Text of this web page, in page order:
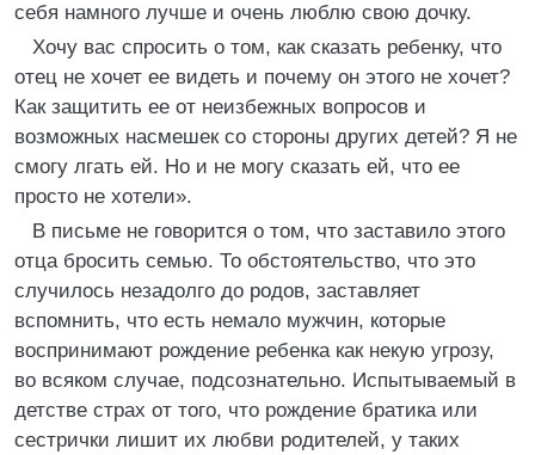
себя намного лучше и очень люблю свою дочку.
Хочу вас спросить о том, как сказать ребенку, что
отец не хочет ее видеть и почему он этого не хочет?
Как защитить ее от неизбежных вопросов и
возможных насмешек со стороны других детей? Я не
смогу лгать ей. Но и не могу сказать ей, что ее
просто не хотели».
В письме не говорится о том, что заставило этого
отца бросить семью. То обстоятельство, что это
случилось незадолго до родов, заставляет
вспомнить, что есть немало мужчин, которые
воспринимают рождение ребенка как некую угрозу,
во всяком случае, подсознательно. Испытываемый в
детстве страх от того, что рождение братика или
сестрички лишит их любви родителей, у таких